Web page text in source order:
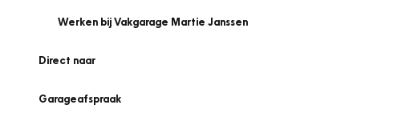
Werken bij Vakgarage Martie Janssen
Direct naar
Garageafspraak